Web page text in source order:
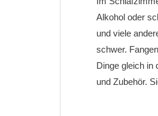
Alkohol oder
und viele
schwer.
Dinge gleich in
und Zubehör.